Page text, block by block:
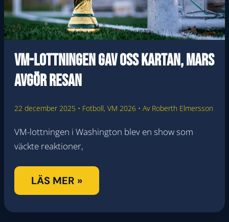
VM-lottningen gav oss kartan, mars
avgör resan
22 december 2025 • Fotboll, VM 2026• Av Roberth Elmersson
VM-lottningen i Washington blev en show som
väckte reaktioner,
VM-
LOTTNINGEN
GAV
LÄS MER »